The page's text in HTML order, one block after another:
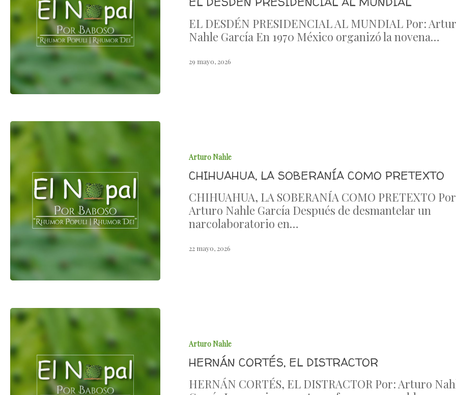
EL DESDÉN PRESIDENCIAL AL MUNDIAL Por:
Nahle García En 1970 México organizó la novena…
29 mayo, 2026
Arturo Nahle
CHIHUAHUA, LA SOBERANÍA COMO PRETEXTO
CHIHUAHUA, LA SOBERANÍA COMO PRETEXTO
Arturo Nahle García Después de desmantelar un
narcolaboratorio en…
22 mayo, 2026
Arturo Nahle
HERNÁN CORTÉS, EL DISTRACTOR
HERNÁN CORTÉS, EL DISTRACTOR Por: Arturo